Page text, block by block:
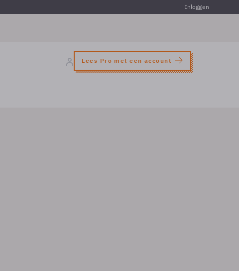
Inloggen
Lees Pro met een account